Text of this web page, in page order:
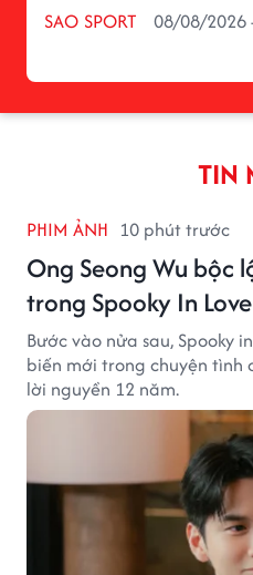
SAO SPORT 08/08/2026
TIN
PHIM ẢNH 10 phút trước
Ong Seong Wu bộc
trong Spooky In Love
Bước vào nửa sau, Spooky
biến mới trong chuyện tình
lời nguyền 12 năm.